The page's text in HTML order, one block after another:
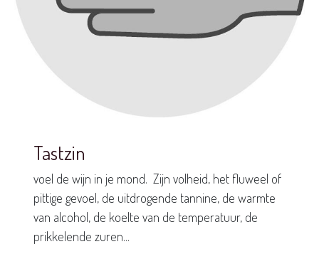
Tastzin
voel de wijn in je mond. Zijn volheid, het fluweel of
pittige gevoel, de uitdrogende tannine, de warmte
van alcohol, de koelte van de temperatuur, de
prikkelende zuren...